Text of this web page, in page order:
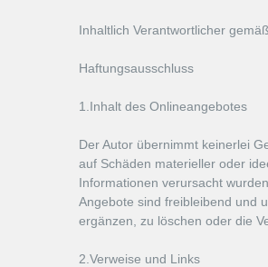
Inhaltlich Verantwortlicher
Haftungsausschluss
1.Inhalt des Onlineangebotes
Der Autor übernimmt keinerlei
auf Schäden materieller oder
Informationen verursacht
Angebote sind freibleibend und
ergänzen, zu löschen oder die
2.Verweise und Links